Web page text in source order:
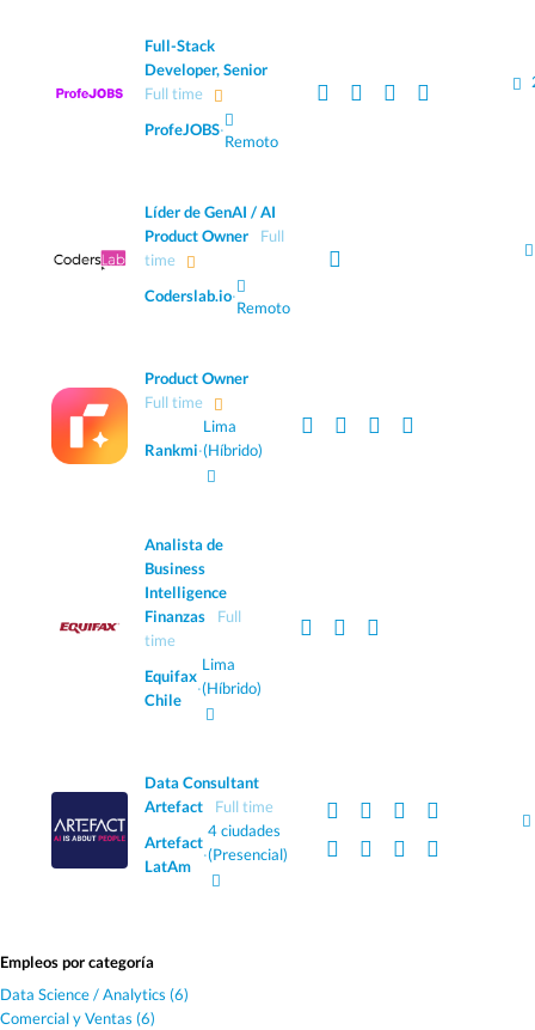
Full-Stack
Developer, Senior
Full time
ProfeJOBS·
Remoto
Líder de GenAI / AI
Product Owner
Full
time
Coderslab.io·
Remoto
Product Owner
Full time
Rankmi·
Lima
(Híbrido)
Analista de
Business
Intelligence
Finanzas
Full
time
Equifax
Chile
·
Lima
(Híbrido)
Data Consultant
Artefact
Full time
Artefact
LatAm
·
4 ciudades
(Presencial)
Empleos por categoría
Data Science / Analytics (6)
Comercial y Ventas (6)